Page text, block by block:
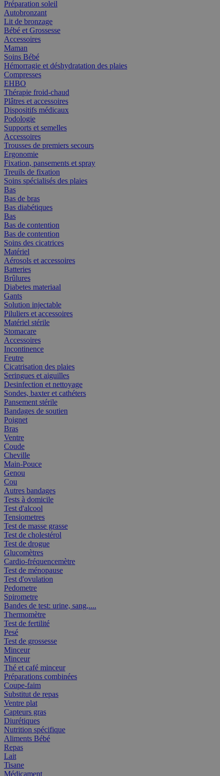
Préparation soleil
Autobronzant
Lit de bronzage
Bébé et Grossesse
Accessoires
Maman
Soins Bébé
Hémorragie et déshydratation des plaies
Compresses
EHBO
Thérapie froid-chaud
Plâtres et accessoires
Dispositifs médicaux
Podologie
Supports et semelles
Accessoires
Trousses de premiers secours
Ergonomie
Fixation, pansements et spray
Treuils de fixation
Soins spécialisés des plaies
Bas
Bas de bras
Bas diabétiques
Bas
Bas de contention
Bas de contention
Soins des cicatrices
Matériel
Aérosols et accessoires
Batteries
Brûlures
Diabetes materiaal
Gants
Solution injectable
Piluliers et accessoires
Matériel stérile
Stomacare
Accessoires
Incontinence
Feutre
Cicatrisation des plaies
Seringues et aiguilles
Desinfection et nettoyage
Sondes, baxter et cathéters
Pansement stérile
Bandages de soutien
Poignet
Bras
Ventre
Coude
Cheville
Main-Pouce
Genou
Cou
Autres bandages
Tests à domicile
Test d'alcool
Tensiometres
Test de masse grasse
Test de cholestérol
Test de drogue
Glucomètres
Cardio-fréquencemètre
Test de ménopause
Test d'ovulation
Pedometre
Spirometre
Bandes de test: urine, sang,....
Thermomètre
Test de fertilité
Pesé
Test de grossesse
Minceur
Minceur
Thé et café minceur
Préparations combinées
Coupe-faim
Substitut de repas
Ventre plat
Capteurs gras
Diurétiques
Nutrition spécifique
Aliments Bébé
Repas
Lait
Tisane
Médicament